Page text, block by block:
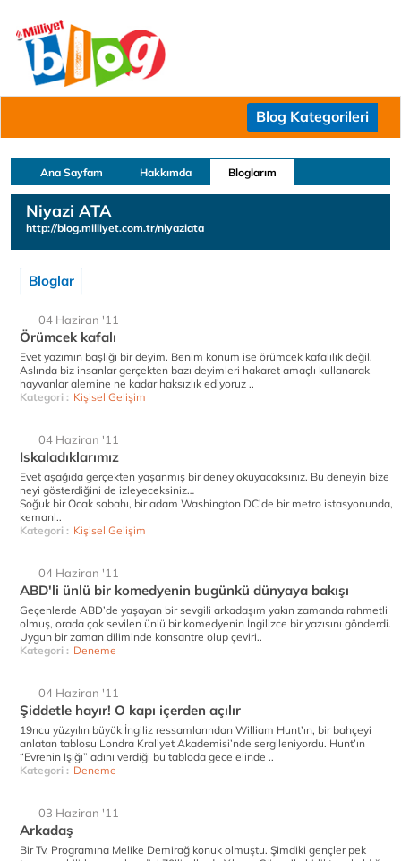
Blog Kategorileri
Ana Sayfam Hakkımda Bloglarım
Niyazi ATA
http://blog.milliyet.com.tr/niyaziata
Bloglar
04 Haziran '11
Örümcek kafalı
Evet yazımın başlığı bir deyim. Benim konum ise örümcek kafalılık değil.
Aslında biz insanlar gerçekten bazı deyimleri hakaret amaçlı kullanarak
hayvanlar alemine ne kadar haksızlık ediyoruz ..
Kategori : Kişisel Gelişim
04 Haziran '11
Iskaladıklarımız
Evet aşağıda gerçekten yaşanmış bir deney okuyacaksınız. Bu deneyin bize
neyi gösterdiğini de izleyeceksiniz…
Soğuk bir Ocak sabahı, bir adam Washington DC'de bir metro istasyonunda,
kemanl..
Kategori : Kişisel Gelişim
04 Haziran '11
ABD'li ünlü bir komedyenin bugünkü dünyaya bakışı
Geçenlerde ABD’de yaşayan bir sevgili arkadaşım yakın zamanda rahmetli
olmuş, orada çok sevilen ünlü bir komedyenin İngilizce bir yazısını gönderdi.
Uygun bir zaman diliminde konsantre olup çeviri..
Kategori : Deneme
04 Haziran '11
Şiddetle hayır! O kapı içerden açılır
19ncu yüzyılın büyük İngiliz ressamlarından William Hunt’ın, bir bahçeyi
anlatan tablosu Londra Kraliyet Akademisi’nde sergileniyordu. Hunt’ın
“Evrenin Işığı” adını verdiği bu tabloda gece elinde ..
Kategori : Deneme
03 Haziran '11
Arkadaş
Bir Tv. Programına Melike Demirağ konuk olmuştu. Şimdiki gençler pek